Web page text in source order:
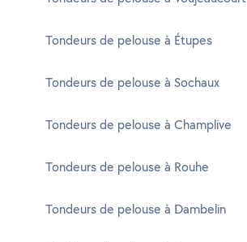
Tondeurs de pelouse à Étupes
Tondeurs de pelouse à Sochaux
Tondeurs de pelouse à Champlive
Tondeurs de pelouse à Rouhe
Tondeurs de pelouse à Dambelin